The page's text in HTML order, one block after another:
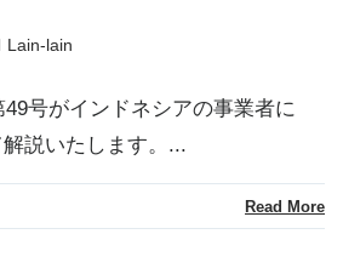
Lain-lain
号がインドネシアの事業者に
説いたします。...
Read More